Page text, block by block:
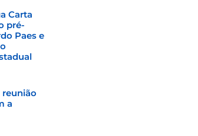
Carta
pré-
Paes e
reunião
a